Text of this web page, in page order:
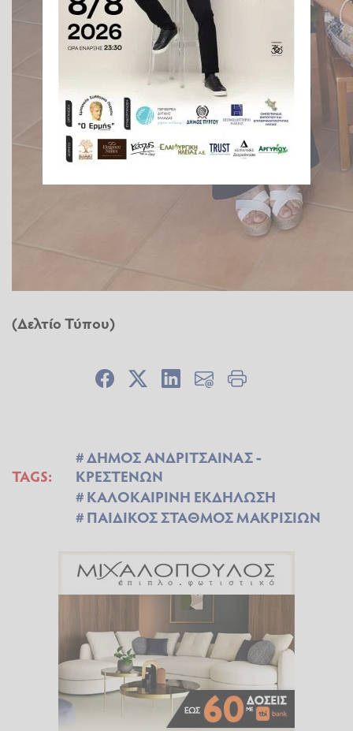
(Δελτίο Τύπου)
TAGS:
ΔΗΜΟΣ ΑΝΔΡΙΤΣΑΙΝΑΣ -
ΚΡΕΣΤΕΝΩΝ
ΚΑΛΟΚΑΙΡΙΝΗ ΕΚΔΗΛΩΣΗ
ΠΑΙΔΙΚΟΣ ΣΤΑΘΜΟΣ ΜΑΚΡΙΣΙΩΝ